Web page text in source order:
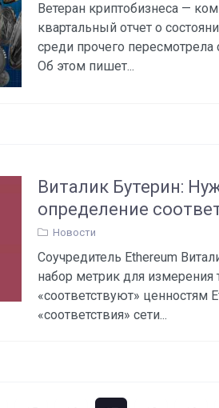
Ветеран криптобизнеса —
квартальный отчет о
среди прочего
Об этом пишет...
Виталик Бутерин:
определение
Новости
Соучредитель Ethereum
набор метрик для измерения
«соответствуют» ценностям
«соответствия» сети...